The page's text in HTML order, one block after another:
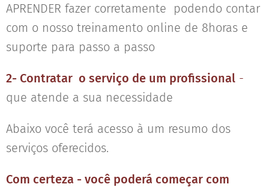
APRENDER fazer corretamente podendo contar
com o nosso treinamento online de 8horas e
suporte para passo a passo
2- Contratar o serviço de um profissional -
que atende a sua necessidade
Abaixo você terá acesso à um resumo dos
serviços oferecidos.
Com certeza - você poderá começar com